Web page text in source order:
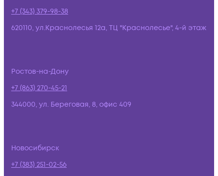
+7 (343) 379-98-38
620110, ул.Краснолесья 12а, ТЦ "Краснолесье", 4-й этаж
Ростов-на-Дону
+7 (863) 270-45-21
344000, ул. Береговая, 8, офис 409
Новосибирск
+7 (383) 251-02-56